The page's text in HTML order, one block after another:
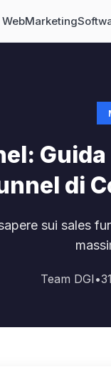
Marketing
di
sui sales
Team DGI •